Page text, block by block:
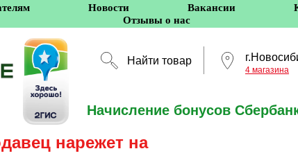
Новости Вакансии
Отзывы о нас
Найти товар
4 магазина
Начисление бонусов
нарежет на